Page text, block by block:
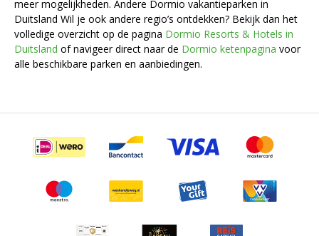
meer mogelijkheden. Andere Dormio vakantieparken in
Duitsland Wil je ook andere regio’s ontdekken? Bekijk dan het
volledige overzicht op de pagina Dormio Resorts & Hotels in
Duitsland of navigeer direct naar de Dormio ketenpagina voor
alle beschikbare parken en aanbiedingen.